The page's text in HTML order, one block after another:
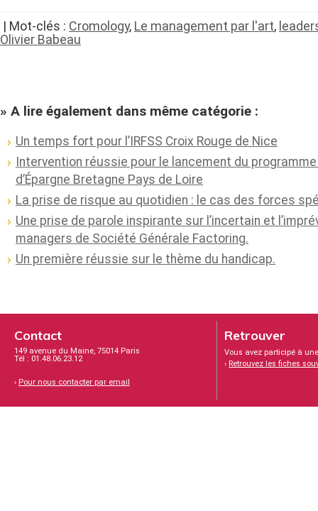
| Mot-clés : Cromology, Le management par l'art,
Olivier Babeau
» A lire également dans même catégorie :
Un temps fort pour l’IRFSS Croix Rouge de Nice
Intervention réussie pour le lancement du
d’Épargne Bretagne Pays de Loire
La prise de risque au quotidien : le cas des forces
Une prise de parole inspirante sur l’incertain et
managers de Société Générale Factoring.
Un première réussie sur le thème du handicap.
Contact
149 avenue du Maine, 75014 Paris
Tél : 01.48.06.23.12
› Pour nous contacter par email
Retrouver
Vous avez participé à
› Retrouvez les fiches